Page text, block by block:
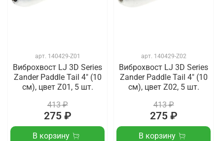
арт. 140429-Z01
Виброхвост LJ 3D Series
Zander Paddle Tail 4" (10
см), цвет Z01, 5 шт.
413 ₽
275 ₽
В корзину
арт. 140429-Z02
Виброхвост LJ 3D Series
Zander Paddle Tail 4" (10
см), цвет Z02, 5 шт.
413 ₽
275 ₽
В корзину